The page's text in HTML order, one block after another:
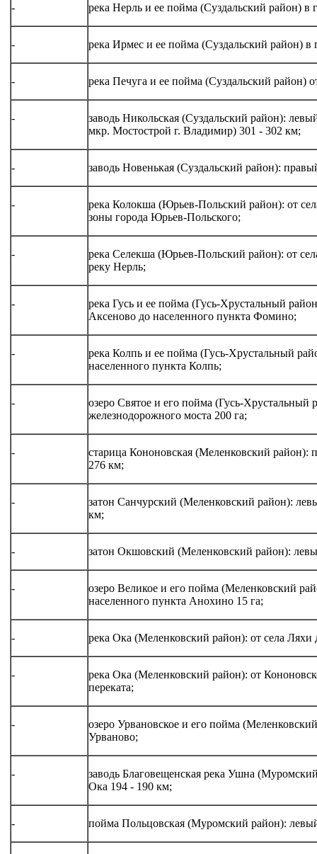
- река Нерль и ее пойма (Суздальский район) в
- река Ирмес и ее пойма (Суздальский район) в
- река Печуга и ее пойма (Суздальский район)
-
заводь Никольская (Суздальский район):
мкр. Мостострой г. Владимир) 301 - 302 км;
- заводь Новенькая (Суздальский район):
-
река Колокша (Юрьев-Польский район): от
зоны города Юрьев-Польского;
-
река Селекша (Юрьев-Польский район): от
реку Нерль;
-
река Гусь и ее пойма (Гусь-Хрустальный
Аксеново до населенного пункта Фомино;
-
река Колпь и ее пойма (Гусь-Хрустальный
населенного пункта Колпь;
-
озеро Святое и его пойма (Гусь-Хрустальный
железнодорожного моста 200 га;
-
старица Кононовская (Меленковский район):
276 км;
-
затон Санчурский (Меленковский район):
км;
- затон Окшовский (Меленковский район):
-
озеро Великое и его пойма (Меленковский
населенного пункта Анохино 15 га;
- река Ока (Меленковский район): от села
-
река Ока (Меленковский район): от
переката;
-
озеро Урвановское и его пойма
Урваново;
-
заводь Благовещенская река Ушна
Ока 194 - 190 км;
- пойма Польцовская (Муромский район):